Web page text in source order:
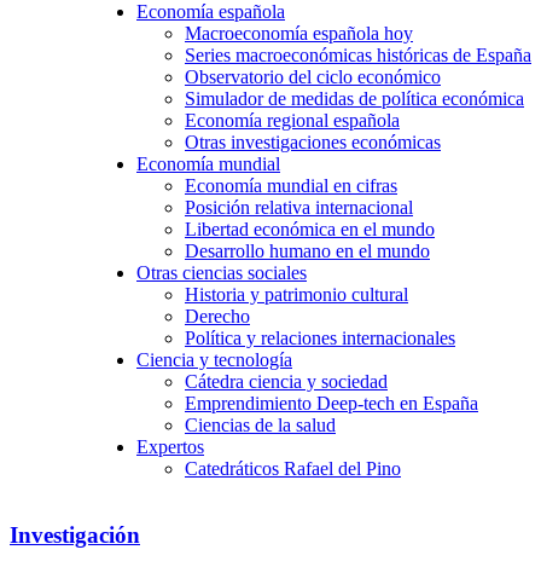
Economía española
Macroeconomía española hoy
Series macroeconómicas históricas de España
Observatorio del ciclo económico
Simulador de medidas de política económica
Economía regional española
Otras investigaciones económicas
Economía mundial
Economía mundial en cifras
Posición relativa internacional
Libertad económica en el mundo
Desarrollo humano en el mundo
Otras ciencias sociales
Historia y patrimonio cultural
Derecho
Política y relaciones internacionales
Ciencia y tecnología
Cátedra ciencia y sociedad
Emprendimiento Deep-tech en España
Ciencias de la salud
Expertos
Catedráticos Rafael del Pino
Investigación